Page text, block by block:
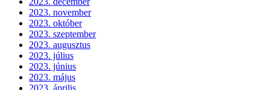
2023. november
2023. október
2023. szeptember
2023. augusztus
2023. július
2023. június
2023. május
2023. április